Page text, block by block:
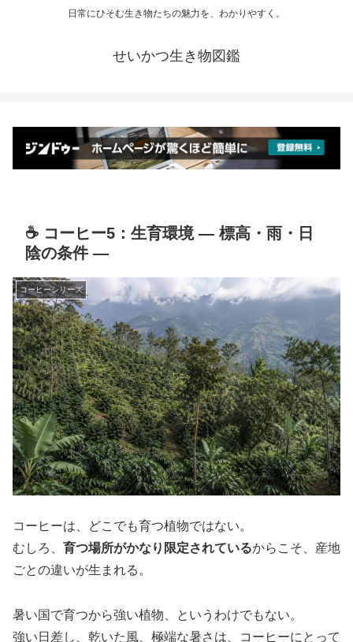
日常にひそむ生き物たちの魅力を、わかりやすく。
せいかつ生き物図鑑
☕ コーヒー5：生育環境 ― 標高・雨・日
陰の条件 ―
コーヒーシリーズ
コーヒーは、どこでも育つ植物ではない。
むしろ、 育つ場所がかなり限定されているからこそ、産地
ごとの違いが生まれる。
暑い国で育つから強い植物、というわけでもない。
強い日差し、乾いた風、極端な暑さは、コーヒーにとって